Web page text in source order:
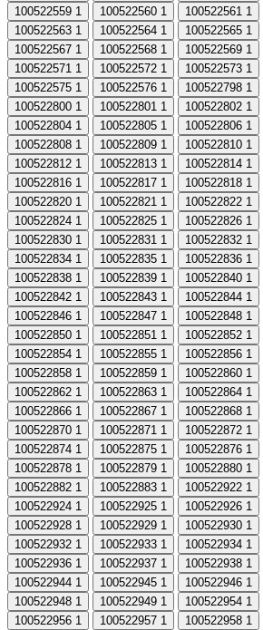
100522559 1 100522560 1 100522561 1
100522563 1 100522564 1 100522565 1
100522567 1 100522568 1 100522569 1
100522571 1 100522572 1 100522573 1
100522575 1 100522576 1 100522798 1
100522800 1 100522801 1 100522802 1
100522804 1 100522805 1 100522806 1
100522808 1 100522809 1 100522810 1
100522812 1 100522813 1 100522814 1
100522816 1 100522817 1 100522818 1
100522820 1 100522821 1 100522822 1
100522824 1 100522825 1 100522826 1
100522830 1 100522831 1 100522832 1
100522834 1 100522835 1 100522836 1
100522838 1 100522839 1 100522840 1
100522842 1 100522843 1 100522844 1
100522846 1 100522847 1 100522848 1
100522850 1 100522851 1 100522852 1
100522854 1 100522855 1 100522856 1
100522858 1 100522859 1 100522860 1
100522862 1 100522863 1 100522864 1
100522866 1 100522867 1 100522868 1
100522870 1 100522871 1 100522872 1
100522874 1 100522875 1 100522876 1
100522878 1 100522879 1 100522880 1
100522882 1 100522883 1 100522922 1
100522924 1 100522925 1 100522926 1
100522928 1 100522929 1 100522930 1
100522932 1 100522933 1 100522934 1
100522936 1 100522937 1 100522938 1
100522944 1 100522945 1 100522946 1
100522948 1 100522949 1 100522954 1
100522956 1 100522957 1 100522958 1